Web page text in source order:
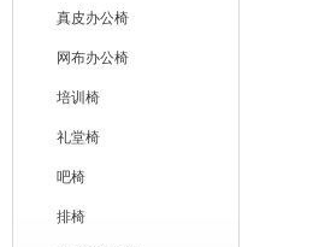
真皮办公椅
网布办公椅
培训椅
礼堂椅
吧椅
排椅